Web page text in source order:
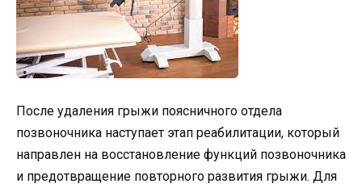
После удаления грыжи поясничного отдела
позвоночника наступает этап реабилитации, который
направлен на восстановление функций позвоночника
и предотвращение повторного развития грыжи. Для